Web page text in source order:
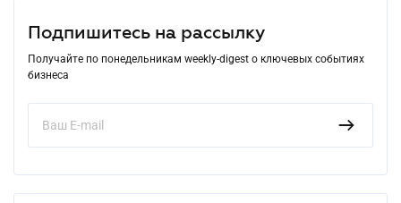
Подпишитесь на рассылку
Получайте по понедельникам weekly-digest о ключевых событиях
бизнеса